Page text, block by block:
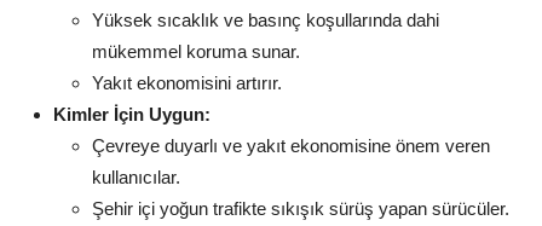
Yüksek sıcaklık ve basınç koşullarında dahi
mükemmel koruma sunar.
Yakıt ekonomisini artırır.
Kimler İçin Uygun:
Çevreye duyarlı ve yakıt ekonomisine önem veren
kullanıcılar.
Şehir içi yoğun trafikte sıkışık sürüş yapan sürücüler.